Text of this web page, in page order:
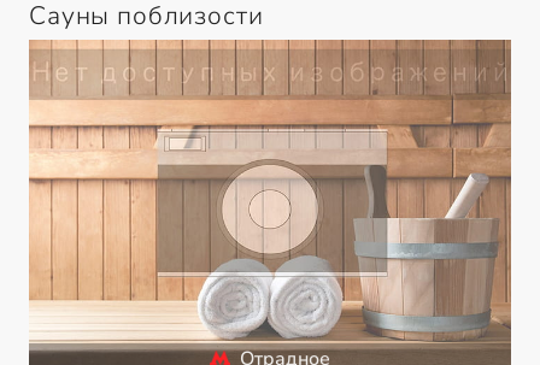
Сауны поблизости
Отрадное